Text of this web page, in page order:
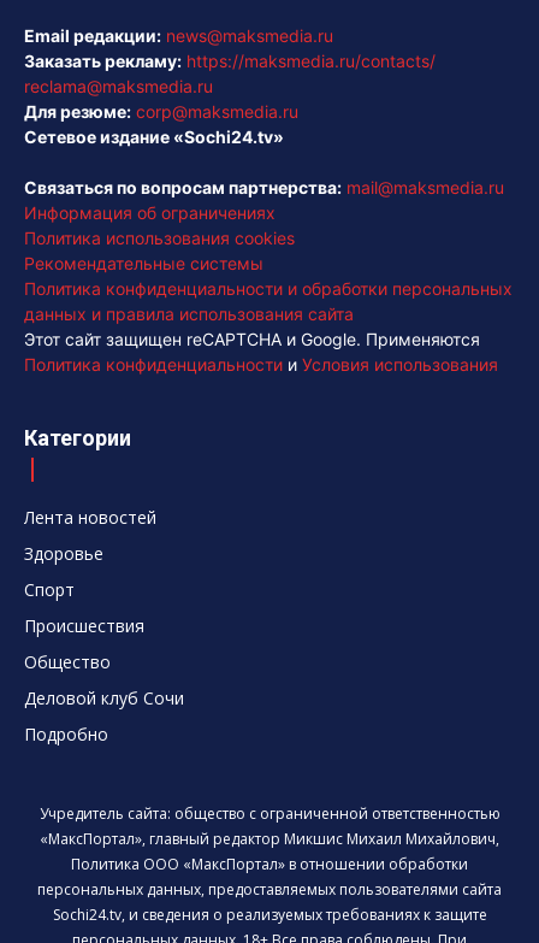
Email редакции: news@maksmedia.ru
Заказать рекламу: https://maksmedia.ru/contacts/
reclama@maksmedia.ru
Для резюме: corp@maksmedia.ru
Сетевое издание «Sochi24.tv»
Связаться по вопросам партнерства: mail@maksmedia.ru
Информация об ограничениях
Политика использования cookies
Рекомендательные системы
Политика конфиденциальности и обработки персональных
данных и правила использования сайта
Этот сайт защищен reCAPTCHA и Google. Применяются
Политика конфиденциальности и Условия использования
Категории
Лента новостей
Здоровье
Спорт
Происшествия
Общество
Деловой клуб Сочи
Подробно
Учредитель сайта: общество с ограниченной ответственностью
«МаксПортал», главный редактор Микшис Михаил Михайлович,
Политика ООО «МаксПортал» в отношении обработки
персональных данных, предоставляемых пользователями сайта
Sochi24.tv, и сведения о реализуемых требованиях к защите